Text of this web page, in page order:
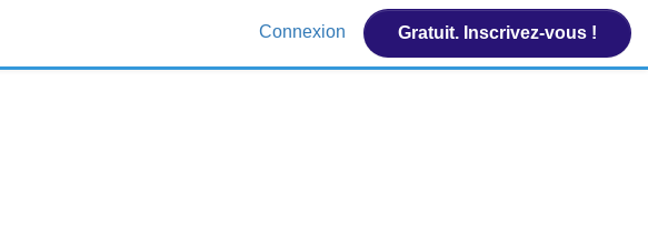
Connexion Gratuit. Inscrivez-vous !